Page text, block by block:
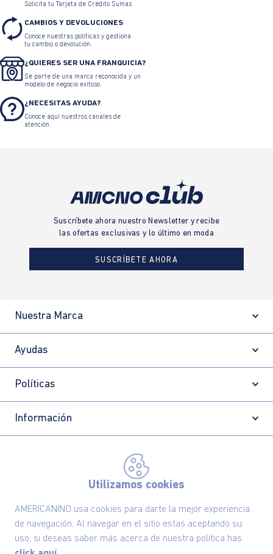
Utilizamos cookies
AMERICANINO usa cookies para darte la mejor experiencia
de navegación. Al navegar en el sitio estas aceptando su
uso, si deseas saber más acerca de nuestra política has
Solicita tu Tarjeta de Crédito Sumas
CAMBIOS Y DEVOLUCIONES
Conoce nuestras políticas y gestiona
tu cambio o devolución.
¿QUIERES SER UNA FRANQUICIA?
Sé parte de una marca reconocida y un
modelo de negocio exitoso.
¿NECESITAS AYUDA?
Conoce aquí nuestros canales de
atención.
Suscríbete ahora nuestro Newsletter y recibe
las ofertas exclusivas y lo último en moda
SUSCRÍBETE AHORA
Nuestra Marca
Ayudas
Políticas
Información